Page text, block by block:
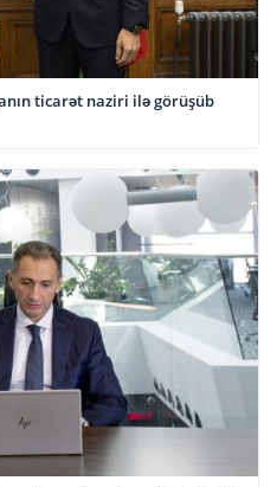
ticarət naziri ilə görüşüb